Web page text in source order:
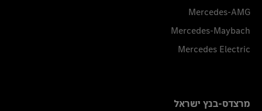
Mercedes-AMG
Mercedes-Maybach
Mercedes Electric
מרצדס-בנץ ישראל